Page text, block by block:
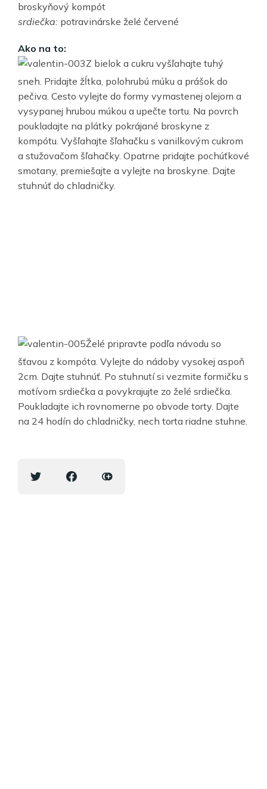
broskyňový kompót
srdiečka: potravinárske želé červené
Ako na to:
Z bielok a cukru vyšľahajte tuhý
sneh. Pridajte žĺtka, polohrubú múku a prášok do
pečiva. Cesto vylejte do formy vymastenej olejom a
vysypanej hrubou múkou a upečte tortu. Na povrch
poukladajte na plátky pokrájané broskyne z
kompótu. Vyšľahajte šľahačku s vanilkovým cukrom
a stužovačom šľahačky. Opatrne pridajte pochúťkové
smotany, premiešajte a vylejte na broskyne. Dajte
stuhnúť do chladničky.
Želé pripravte podľa návodu so
šťavou z kompóta. Vylejte do nádoby vysokej aspoň
2cm. Dajte stuhnúť. Po stuhnutí si vezmite formičku s
motívom srdiečka a povykrajujte zo želé srdiečka.
Poukladajte ich rovnomerne po obvode torty. Dajte
na 24 hodín do chladničky, nech torta riadne stuhne.